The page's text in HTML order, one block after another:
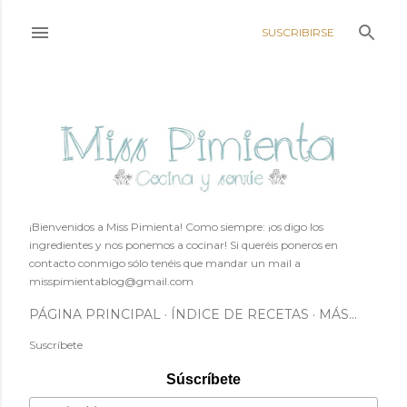
SUSCRIBIRSE
¡Bienvenidos a Miss Pimienta! Como siempre: ¡os digo los
ingredientes y nos ponemos a cocinar! Si queréis poneros en
contacto conmigo sólo tenéis que mandar un mail a
misspimientablog@gmail.com
PÁGINA PRINCIPAL ÍNDICE DE RECETAS MÁS…
Suscríbete
Súscríbete